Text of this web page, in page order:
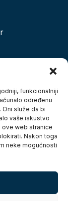
funkcionalniji
određenu
služe da bi
vaše iskustvo
ove web stranice
Nakon toga
neke mogućnosti